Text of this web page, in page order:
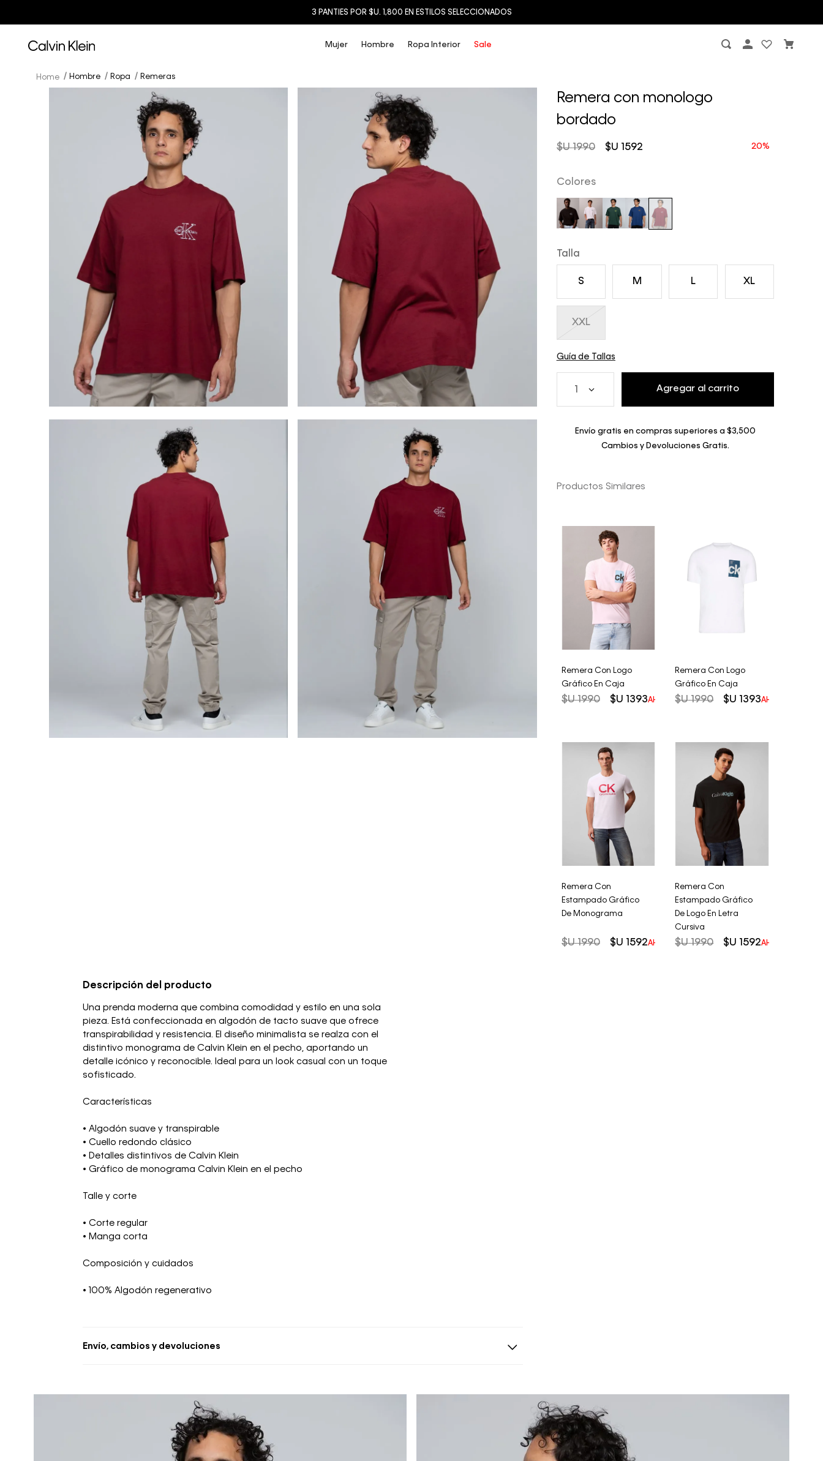
3 PANTIES POR $U. 1,800 EN ESTILOS SELECCIONADOS
Mujer Hombre Ropa Interior Sale
Hombre Ropa Remeras
Remera con monologo
bordado
$U 1592
$U 1990
Colores
Talla
S M L XL
XXL
Guía de Tallas
Agregar al carrito
Envío gratis en compras superiores a $3,500
Cambios y Devoluciones Gratis.
Productos Similares
Remera Con Logo
Gráfico En Caja
$U 1990 $U 1393AHORRO DEL30%
Remera Con Logo
Gráfico En Caja
$U 1990 $U 1393AHORRO DEL
Remera Con
Estampado Gráfico
De Monograma
$U 1990 $U 1592AHORRO DEL20%
Remera Con
Estampado Gráfico
De Logo En Letra
Cursiva
$U 1990 $U 1592AHORRO DEL
Descripción del producto
Una prenda moderna que combina comodidad y estilo en una sola
pieza. Está confeccionada en algodón de tacto suave que ofrece
transpirabilidad y resistencia. El diseño minimalista se realza con el
distintivo monograma de Calvin Klein en el pecho, aportando un
detalle icónico y reconocible. Ideal para un look casual con un toque
sofisticado.
Características
• Algodón suave y transpirable
• Cuello redondo clásico
• Detalles distintivos de Calvin Klein
• Gráfico de monograma Calvin Klein en el pecho
Talle y corte
• Corte regular
• Manga corta
Composición y cuidados
• 100% Algodón regenerativo
Envío, cambios y devoluciones
• La primera solicitud de cambio o devolución es gratuita.
• El tiempo de reembolso de dinero varía según el método de pago y tu entidad bancaria,
pudiendo tomar hasta 10 días hábiles.
• El plazo para la devolución de compra por derecho a retracto es de hasta 10 días contados
desde la recepción del producto.